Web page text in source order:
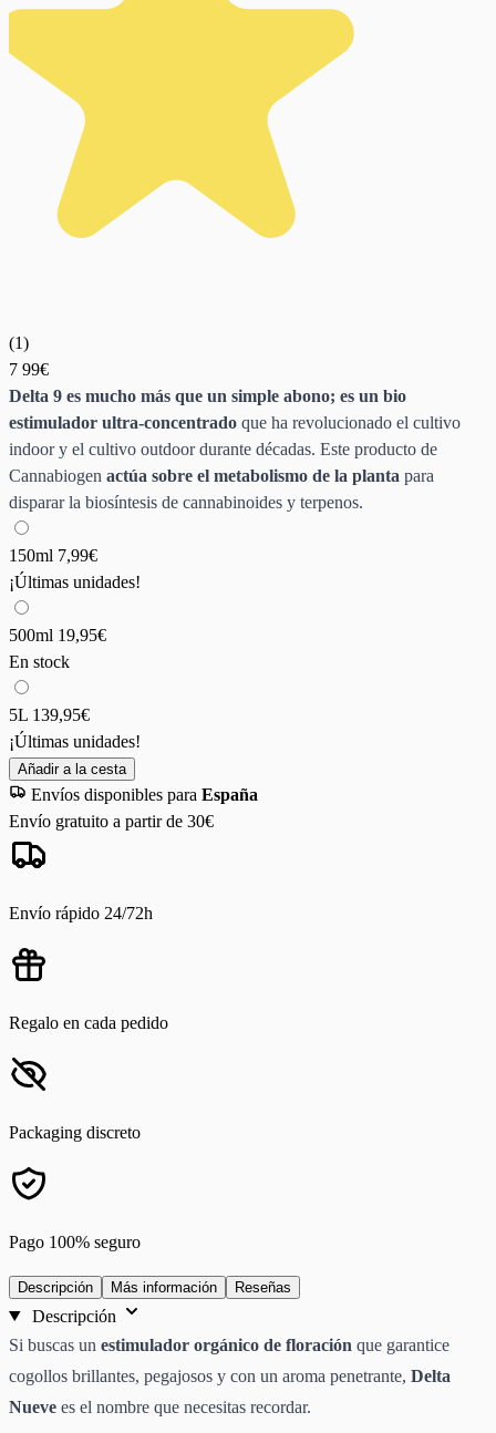
(1)
7 99€
Delta 9 es mucho más que un simple abono; es un bio
estimulador ultra-concentrado que ha revolucionado el cultivo
indoor y el cultivo outdoor durante décadas. Este producto de
Cannabiogen actúa sobre el metabolismo de la planta para
disparar la biosíntesis de cannabinoides y terpenos.
150ml 7,99€
¡Últimas unidades!
500ml 19,95€
En stock
5L 139,95€
¡Últimas unidades!
Añadir a la cesta
Envíos disponibles para España
Envío gratuito a partir de 30€
Envío rápido 24/72h
Regalo en cada pedido
Packaging discreto
Pago 100% seguro
Descripción Más información Reseñas
Descripción
Si buscas un estimulador orgánico de floración que garantice
cogollos brillantes, pegajosos y con un aroma penetrante, Delta
Nueve es el nombre que necesitas recordar.